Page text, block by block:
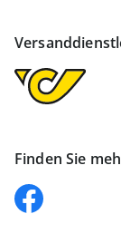
Finden Sie